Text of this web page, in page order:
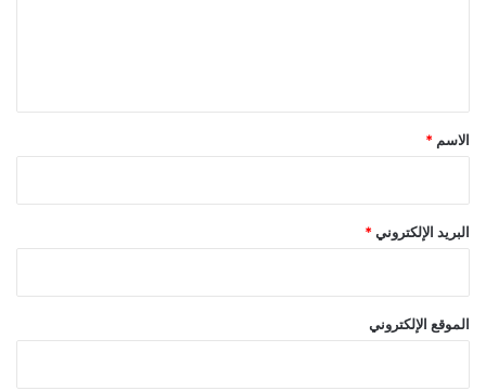
*
الاسم *
البريد الإلكتروني *
الموقع الإلكتروني